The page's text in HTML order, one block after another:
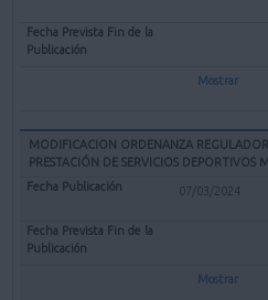
Mostrar
MODIFICACION ORDENANZA
PRESTACIÓN DE SERVICIOS DEPORTIVOS
07/03/2024
Mostrar